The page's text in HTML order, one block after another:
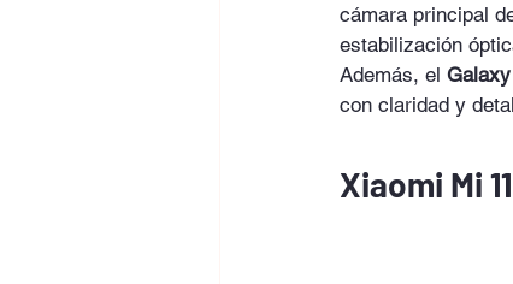
cámara principal
estabilización
Además, el
con claridad y
Xiaomi Mi